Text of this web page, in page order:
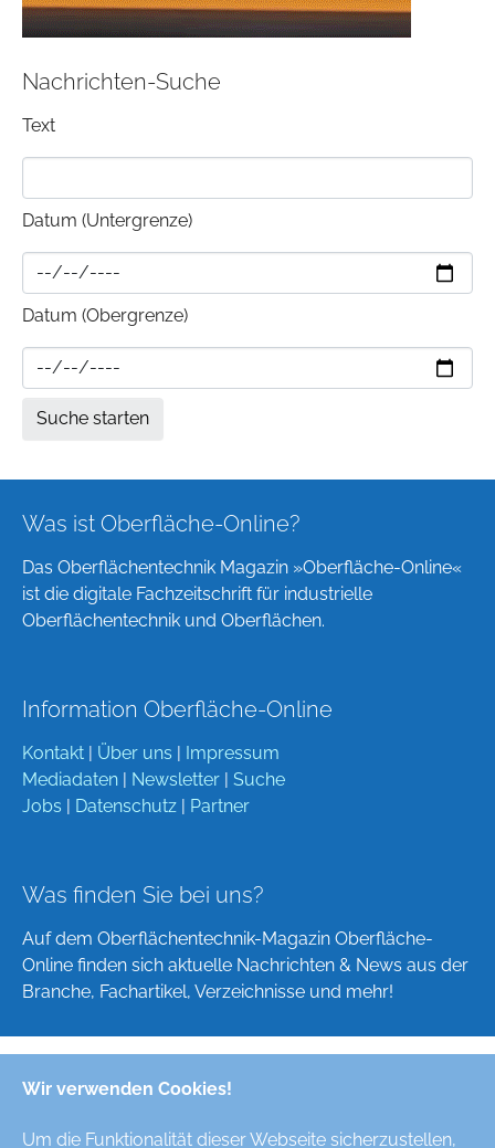
Wir verwenden Cookies!
Um die Funktionalität dieser Webseite sicherzustellen,
Nachrichten-Suche
Text
Datum (Untergrenze)
Datum (Obergrenze)
Was ist Oberfläche-Online?
Das Oberflächentechnik Magazin »Oberfläche-Online«
ist die digitale Fachzeitschrift für industrielle
Oberflächentechnik und Oberflächen.
Information Oberfläche-Online
Kontakt Über uns
Impressum
Mediadaten
Newsletter
Suche
Jobs
Datenschutz Partner
Was finden Sie bei uns?
Auf dem Oberflächentechnik-Magazin Oberfläche-
Online finden sich aktuelle Nachrichten & News aus der
Branche, Fachartikel, Verzeichnisse und mehr!
Deutsch